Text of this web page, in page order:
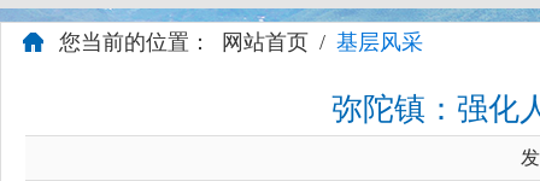
您当前的位置： 网站首页 / 基层风采
弥陀镇：强化